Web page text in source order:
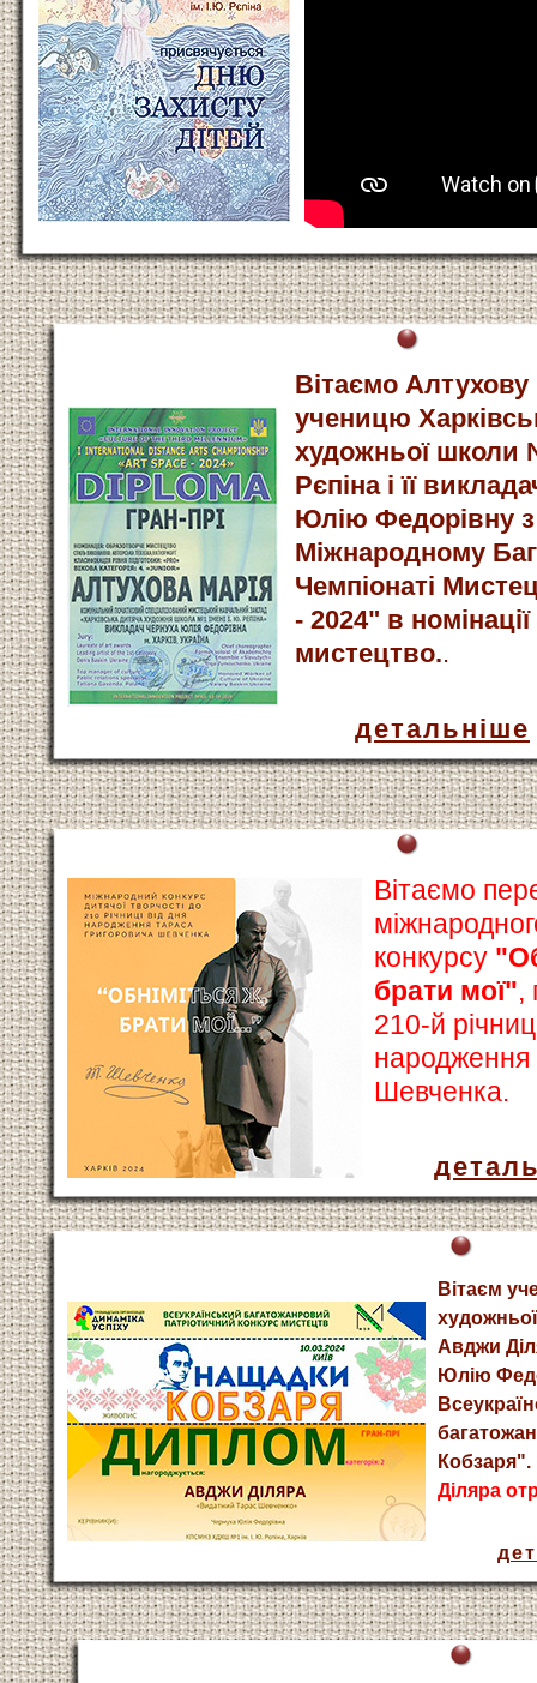
Вітаємо
ученицю
художньої школи
Рєпіна і її
Юлію Федорівну
Міжнародному
Чемпіонаті
- 2024" в
мистецтво..
детальніше
Вітаємо
конкурсу
брати мої",
210-й
народження
Шевченка.
Вітаєм
Авджи
Юлію
Кобзаря".
Діляра